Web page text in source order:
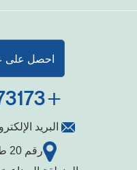
احصل على
+86-15157773173
البريد
رقم 20 طريق لينغيون، دونغفنغ